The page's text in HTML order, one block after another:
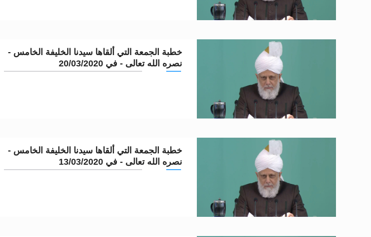
خطبة الجمعة التي ألقاها سيدنا الخليفة الخامس -
نصره الله تعالى - في 20/03/2020
خطبة الجمعة التي ألقاها سيدنا الخليفة الخامس -
نصره الله تعالى - في 13/03/2020